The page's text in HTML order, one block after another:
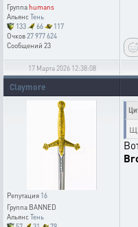
Группаhumans
АльянсТень
133
66
117
Очков27 977 624
Сообщений 23
17 Марта 2026 12:38:08
Claymore
Репутация 16
Группа BANNED
АльянсТень